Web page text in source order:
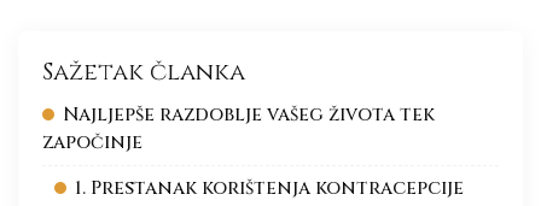
Sažetak članka
Najljepše razdoblje vašeg života tek
započinje
1. Prestanak korištenja kontracepcije